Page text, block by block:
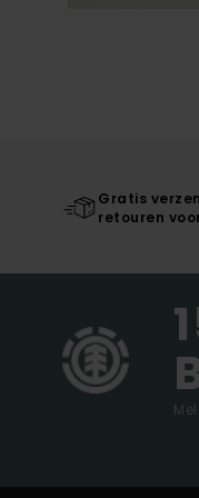
Gratis
retouren